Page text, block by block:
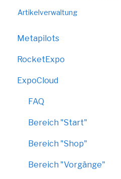
Artikelverwaltung
Metapilots
VirtualShow
RocketExpo
LED-Messewand
ExpoCloud
FAQ
Bereich "Start"
Bereich "Shop"
Bereich "Vorgänge"